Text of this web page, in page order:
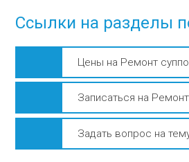
Ссылки на разделы
Цены на Ремонт
Записаться на
Задать вопрос на